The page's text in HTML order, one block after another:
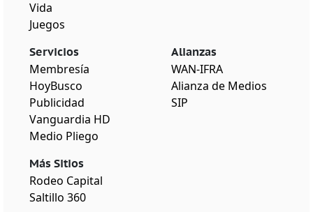
Vida
Juegos
Servicios
Membresía
HoyBusco
Publicidad
Vanguardia HD
Medio Pliego
Más Sitios
Rodeo Capital
Saltillo 360
Alianzas
WAN-IFRA
Alianza de Medios
SIP